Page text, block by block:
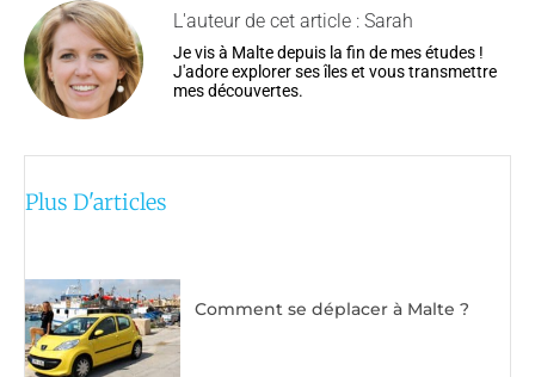
L'auteur de cet article : Sarah
Je vis à Malte depuis la fin de mes études !
J'adore explorer ses îles et vous transmettre
mes découvertes.
Plus D'articles
Comment se déplacer à Malte ?